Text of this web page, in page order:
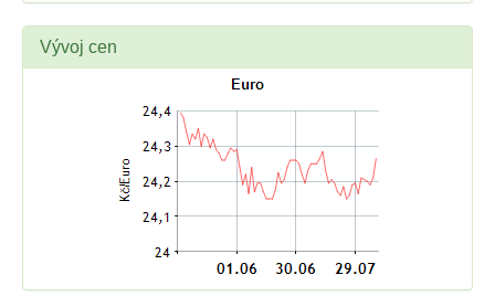
Vývoj cen